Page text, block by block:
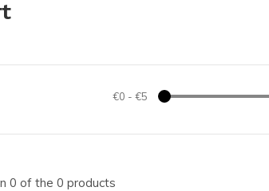
€0 - €5
0 of the 0 products